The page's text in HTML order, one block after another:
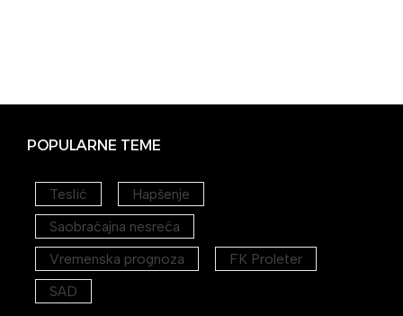
POPULARNE TEME
Teslić
Hapšenje
Saobraćajna nesreća
Vremenska prognoza
FK Proleter
SAD